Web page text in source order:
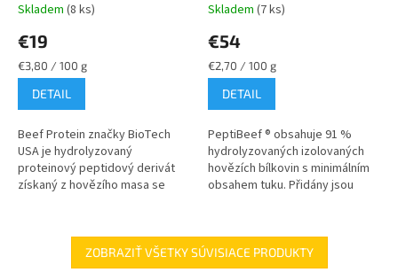
Skladem (8 ks)
€19
Jednotková
cena:
€3,80 / 100 g
DETAIL
Beef Protein značky BioTech
USA je hydrolyzovaný
proteinový peptidový derivát
získaný z hovězího masa se
bílkovin, který...
Skladem (7 ks)
€54
Jednotková
cena:
€2,70 / 100 g
DETAIL
PeptiBeef ® obsahuje 91 %
hydrolyzovaných izolovaných
hovězích bílkovin s minimálním
obsahem tuku. Přidány jsou
ZOBRAZIŤ VŠETKY SÚVISIACE PRODUKTY